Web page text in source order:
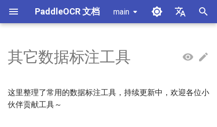
PaddleOCR 文档 main
English
在
初
化
使用教程
PP-OCRv6简介
使用教程
PP-StructureV3简介
使用教程
PP-ChatOCRv4简介
使用教程
PaddleOCR-VL-1.5简介
使用教程
本地推理 高性能推理
推理引擎与配置说明
服务化
自部署服务化
PaddleOCR 官方 API
Android 部署
iOS 部署
获取ONNX模型
打包 PaddleOCR 项目
MCP 服务器
Agent Skills
模块概述
文档图像方向分类模块
产线概述
公式识别产线
1. PPOCRLabel
2. labelImg
数据合成工具
通用中英文OCR数据集
手写中文OCR数据集
PaddleOCR 多硬件使用指南
昇腾 NPU 飞桨安装教程
PaddleOCR 与 PaddleX
PaddleOCR 3.x 升级说明
概述
快速开始
模型列表
基于Python预测引擎推理
社区贡献
附录
其它数据标注工具
这里整理了常用的数据标注工具，持续更新中，欢迎各位小
伙伴贡献工具～